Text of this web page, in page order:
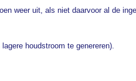
weer uit, als niet daarvoor al de
houdstroom te genereren).